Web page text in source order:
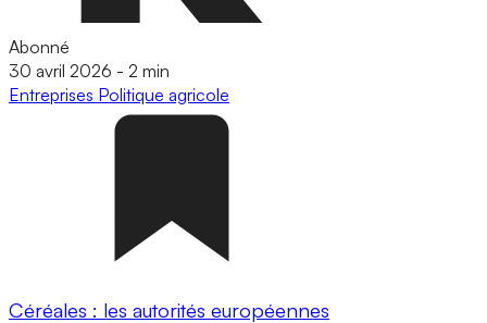
Abonné
30 avril 2026 - 2 min
Entreprises Politique agricole
Céréales : les autorités européennes